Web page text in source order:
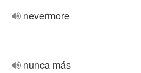
nevermore
nunca más